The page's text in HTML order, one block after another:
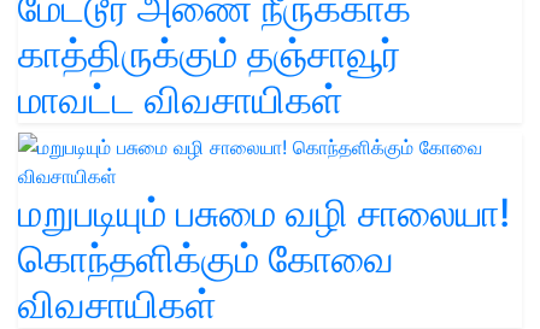
காத்திருக்கும் தஞ்சாவூர்
மாவட்ட விவசாயிகள்
மறுபடியும் பசுமை வழி சாலையா!
கொந்தளிக்கும் கோவை
விவசாயிகள்